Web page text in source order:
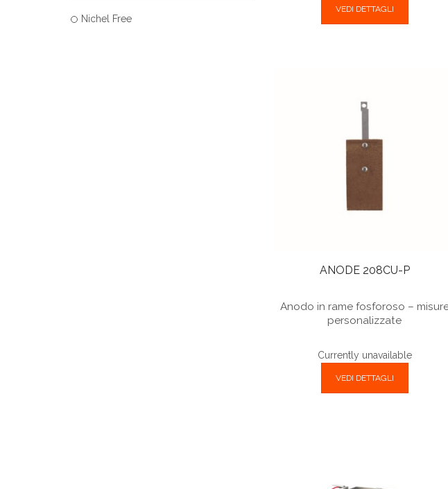
VEDI DETTAGLI
ANODE 208CU-P
Anodo in rame fosforoso –
personalizzate
Currently unavailable
VEDI DETTAGLI
Nichel Free